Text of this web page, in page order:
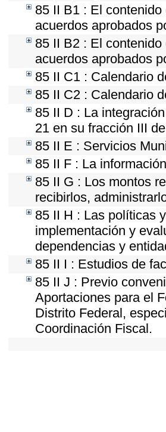
85 II B1 : El
acuerdos aprobados
85 II B2 : El
acuerdos aprobados
85 II C1 : Calendario
85 II C2 : Calendario
85 II D : La
21 en su fracción III
85 II E : Servicios
85 II F : La
85 II G : Los montos
recibirlos,
85 II H : Las políticas
implementación y
dependencias y
85 II I : Estudios de
85 II J : Previo
Aportaciones para el
Distrito Federal,
Coordinación Fiscal.